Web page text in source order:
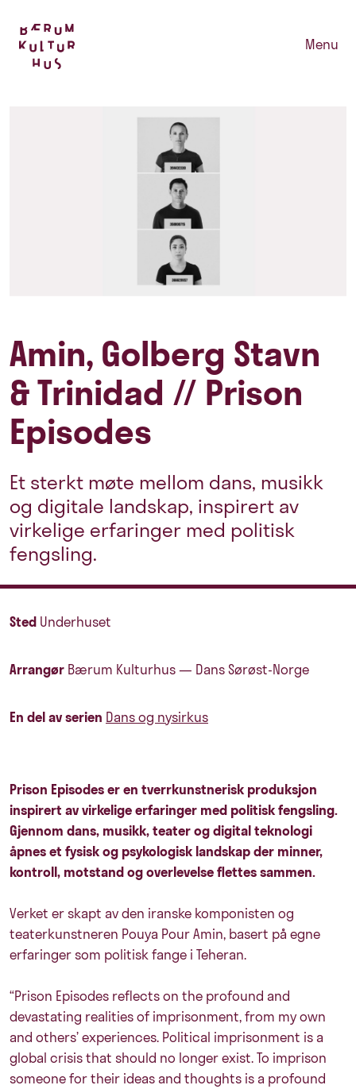
Menu
Amin, Golberg Stavn
& Trinidad // Prison
Episodes
Et sterkt møte mellom dans, musikk
og digitale landskap, inspirert av
virkelige erfaringer med politisk
fengsling.
Sted Underhuset
Arrangør Bærum Kulturhus — Dans Sørøst-Norge
En del av serien Dans og nysirkus
Prison Episodes er en tverrkunstnerisk produksjon
inspirert av virkelige erfaringer med politisk fengsling.
Gjennom dans, musikk, teater og digital teknologi
åpnes et fysisk og psykologisk landskap der minner,
kontroll, motstand og overlevelse flettes sammen.
Verket er skapt av den iranske komponisten og
teaterkunstneren Pouya Pour Amin, basert på egne
erfaringer som politisk fange i Teheran.
“Prison Episodes reflects on the profound and
devastating realities of imprisonment, from my own
and others’ experiences. Political imprisonment is a
global crisis that should no longer exist. To imprison
someone for their ideas and thoughts is a profound